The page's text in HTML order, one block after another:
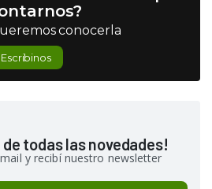
conocerla
Escribinos
de todas las novedades!
y recibí nuestro newsletter